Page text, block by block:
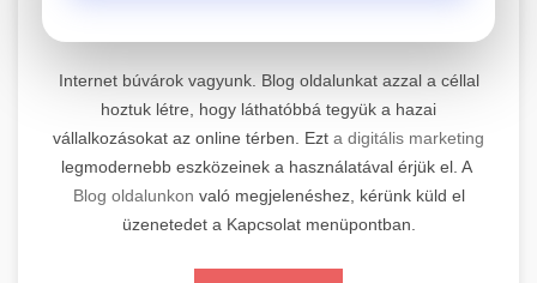
+
Professzionális elektromos roller javítási és
karbantartási szolgáltatások. Szakértő
technikusaink minőségi szervízt nyújtanak
minden jelentős márkához és modellhez.
Szervizközpont Látogatása
📊 2. Online Marketing
Ügynökség
+
Átfogó online marketing szolgáltatások,
beleértve a SEO-t, közösségi média kezelést és
Internet búvárok vagyunk. Blog oldalunkat azzal a céllal
hoztuk létre, hogy láthatóbbá tegyük a hazai
vállalkozásokat az online térben. Ezt a digitális marketing
legmodernebb eszközeinek a használatával érjük el. A
Blog oldalunkon való megjelenéshez, kérünk küld el
üzenetedet a Kapcsolat menüpontban.